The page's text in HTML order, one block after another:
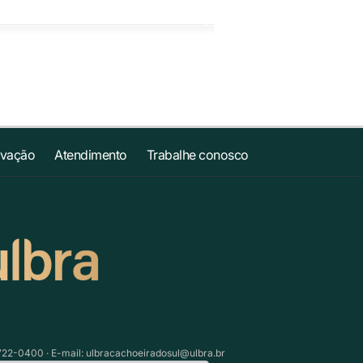
Atendimento Trabalhe conosco
0400 · E-mail: ulbracachoeiradosul@ulbra.br